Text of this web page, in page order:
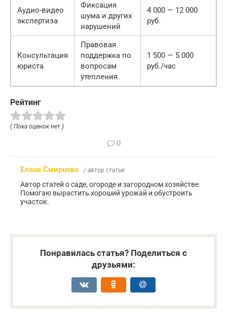
Аудио-видео
экспертиза
Фиксация
шума и других
нарушений
4 000 — 12 000
руб.
Консультация
юриста
Правовая
поддержка по
вопросам
утепления
1 500 — 5 000
руб./час
Рейтинг
( Пока оценок нет )
0
Елена Смирнова / автор статьи
Автор статей о саде, огороде и загородном хозяйстве.
Помогаю вырастить хороший урожай и обустроить
участок.
Понравилась статья? Поделиться с
друзьями: